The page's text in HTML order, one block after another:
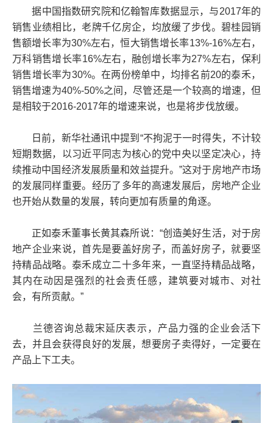
据中国指数研究院和亿翰智库数据显示，与2017年的
销售业绩相比，老牌千亿房企，均放缓了步伐。碧桂园销
售额增长率为30%左右，恒大销售增长率13%-16%左右，
万科销售增长率16%左右，融创增长率为27%左右，保利
销售增长率为30%。在两份榜单中，均排名前20的泰禾，
销售增速为40%-50%之间，尽管还是一个较高的增速，但
是相较于2016-2017年的增速来说，也是将步伐放缓。
日前，新华社通讯中提到“不拘泥于一时得失，不计较
短期数据，以习近平同志为核心的党中央以坚定决心，持
续推动中国经济发展质量和效益提升。”这对于房地产市场
的发展同样重要。经历了多年的高速发展后，房地产企业
也开始从数量的发展，转向更加有质量的角逐。
正如泰禾董事长黄其森所说：“创造美好生活，对于房
地产企业来说，首先是要盖好房子，而盖好房子，就要坚
持精品战略。泰禾成立二十多年来，一直坚持精品战略，
其内在动因是强烈的社会责任感，建筑要对城市、对社
会，有所贡献。”
兰德咨询总裁宋延庆表示，产品力强的企业会活下
去，并且会获得良好的发展，想要房子卖得好，一定要在
产品上下工夫。